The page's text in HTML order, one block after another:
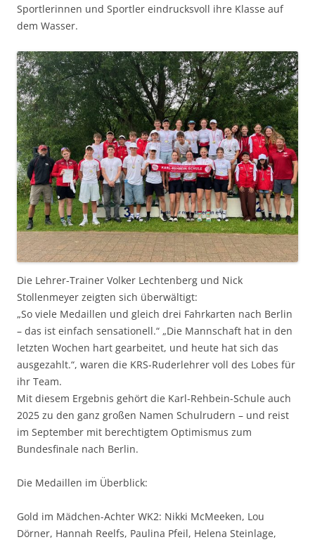
Sportlerinnen und Sportler eindrucksvoll ihre Klasse auf
dem Wasser.
Die Lehrer-Trainer Volker Lechtenberg und Nick
Stollenmeyer zeigten sich überwältigt:
„So viele Medaillen und gleich drei Fahrkarten nach Berlin
– das ist einfach sensationell.“ „Die Mannschaft hat in den
letzten Wochen hart gearbeitet, und heute hat sich das
ausgezahlt.“, waren die KRS-Ruderlehrer voll des Lobes für
ihr Team.
Mit diesem Ergebnis gehört die Karl-Rehbein-Schule auch
2025 zu den ganz großen Namen Schulrudern – und reist
im September mit berechtigtem Optimismus zum
Bundesfinale nach Berlin.
Die Medaillen im Überblick:
Gold im Mädchen-Achter WK2: Nikki McMeeken, Lou
Dörner, Hannah Reelfs, Paulina Pfeil, Helena Steinlage,